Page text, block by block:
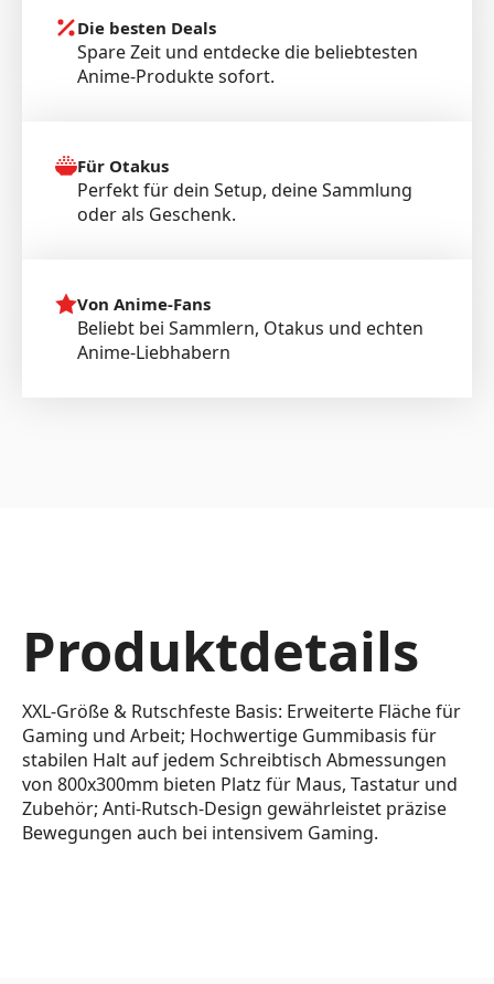
Die besten Deals
Spare Zeit und entdecke die beliebtesten
Anime-Produkte sofort.
Für Otakus
Perfekt für dein Setup, deine Sammlung
oder als Geschenk.
Von Anime-Fans
Beliebt bei Sammlern, Otakus und echten
Anime-Liebhabern
Produktdetails
XXL-Größe & Rutschfeste Basis: Erweiterte Fläche für
Gaming und Arbeit; Hochwertige Gummibasis für
stabilen Halt auf jedem Schreibtisch Abmessungen
von 800x300mm bieten Platz für Maus, Tastatur und
Zubehör; Anti-Rutsch-Design gewährleistet präzise
Bewegungen auch bei intensivem Gaming.